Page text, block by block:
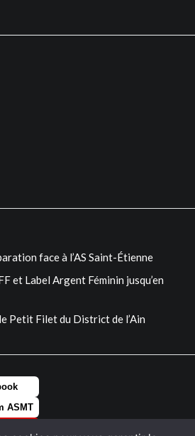
face à l’AS Saint-Étienne
et Label Argent Féminin jusqu’en
le Petit Filet du District de l’Ain
ASMT